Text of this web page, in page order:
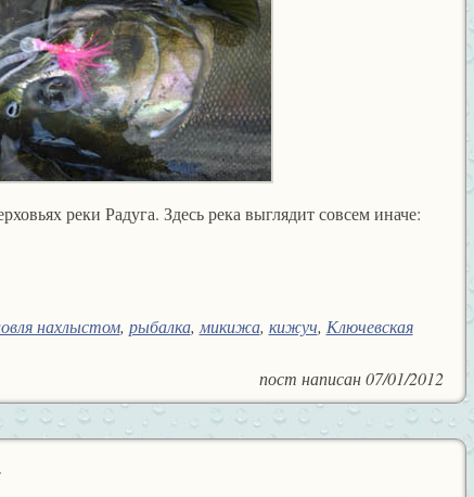
реки Радуга. Здесь река выглядит совсем иначе:
нахлыстом, рыбалка, микижа, кижуч, Ключевская
пост написан07/01/2012